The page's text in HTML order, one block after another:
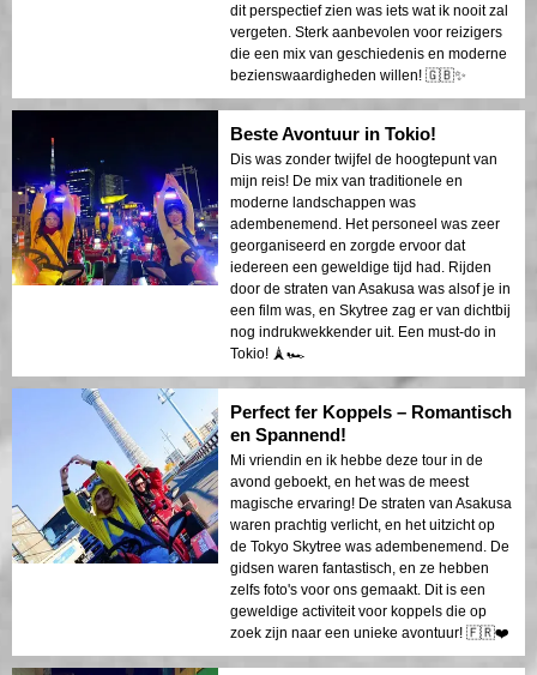
dit perspectief zien was iets wat ik nooit zal
vergeten. Sterk aanbevolen voor reizigers
die een mix van geschiedenis en moderne
bezienswaardigheden willen! 🇬🇧✨
Beste Avontuur in Tokio!
Dis was zonder twijfel de hoogtepunt van
mijn reis! De mix van traditionele en
moderne landschappen was
adembenemend. Het personeel was zeer
georganiseerd en zorgde ervoor dat
iedereen een geweldige tijd had. Rijden
door de straten van Asakusa was alsof je in
een film was, en Skytree zag er van dichtbij
nog indrukwekkender uit. Een must-do in
Tokio! 🗼🏎️
Perfect fer Koppels – Romantisch
en Spannend!
Mi vriendin en ik hebbe deze tour in de
avond geboekt, en het was de meest
magische ervaring! De straten van Asakusa
waren prachtig verlicht, en het uitzicht op
de Tokyo Skytree was adembenemend. De
gidsen waren fantastisch, en ze hebben
zelfs foto's voor ons gemaakt. Dit is een
geweldige activiteit voor koppels die op
zoek zijn naar een unieke avontuur! 🇫🇷❤️